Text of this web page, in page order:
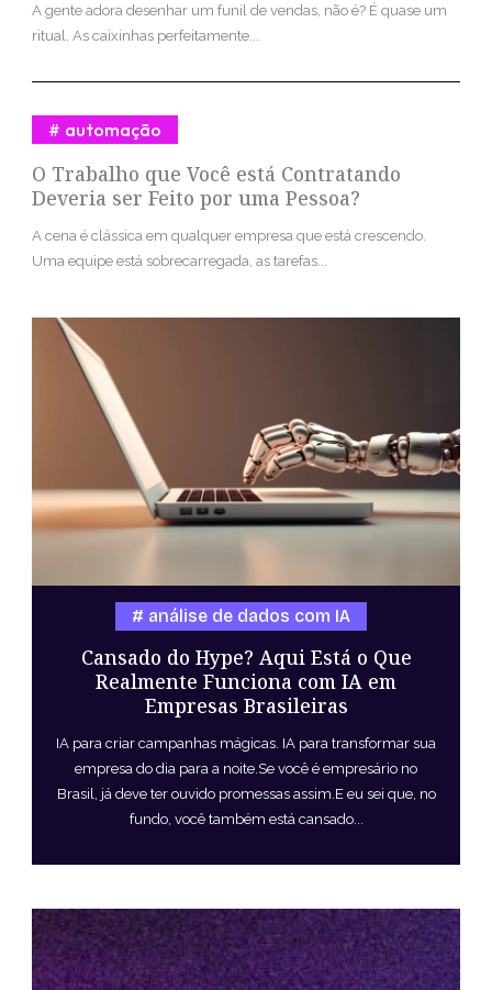
A gente adora desenhar um funil de vendas, não é? É quase um
ritual. As caixinhas perfeitamente...
O Trabalho que Você está Contratando
Deveria ser Feito por uma Pessoa?
automação
A cena é clássica em qualquer empresa que está crescendo.
Uma equipe está sobrecarregada, as tarefas...
Cansado do Hype? Aqui Está o Que
Realmente Funciona com IA em
Empresas Brasileiras
análise de dados com IA
IA para criar campanhas mágicas. IA para transformar sua
empresa do dia para a noite.Se você é empresário no
Brasil, já deve ter ouvido promessas assim.E eu sei que, no
fundo, você também está cansado...